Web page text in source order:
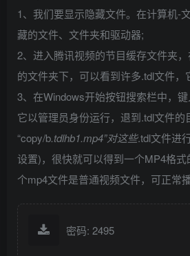
1、我们要显示隐藏文件。在计算机-
藏的文件、文件夹和驱动器;
2、进入腾讯视频的节目缓存文件夹，
的文件夹下，可以看到许多.tdl文件
3、在Windows开始按钮搜索栏中，键
它以管理员身份运行，退到.tdl文件的
“copy/b.tdlhb1.mp4”对这些.tdl文件进
设置)，很快就可以得到一个MP4格
个mp4文件是普通视频文件，可正常播
密码: 2495